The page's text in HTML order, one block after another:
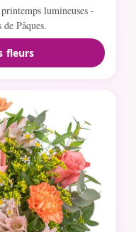
lumineuses -
Pâques.
fleurs